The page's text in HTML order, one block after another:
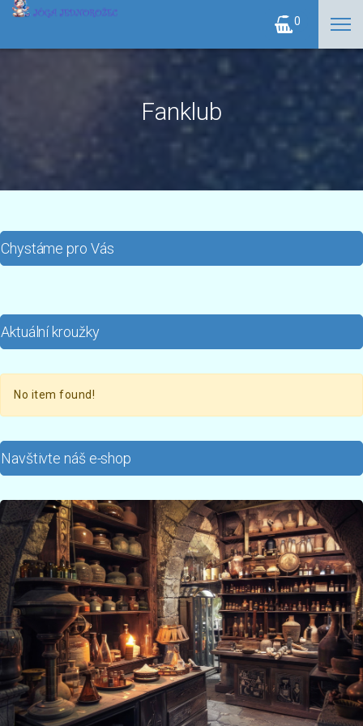
0
Fanklub
Chystáme pro Vás
Aktuální kroužky
No item found!
Navštivte náš e-shop